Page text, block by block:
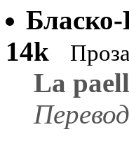
14k
La
Перевод